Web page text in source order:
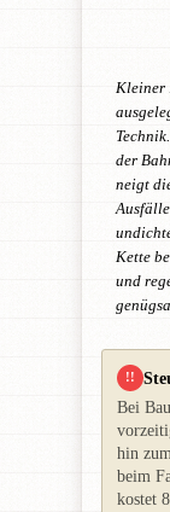
Kleiner
der
neigt
Kette
und
!!
Bei
hin
beim
kostet